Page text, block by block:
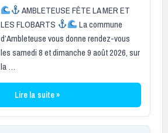
AMBLETEUSE FÊTE LA MER ET
LES FLOBARTS
La commune
d’Ambleteuse vous donne rendez-vous
les samedi 8 et dimanche 9 août 2026, sur
la …
Lire la suite »